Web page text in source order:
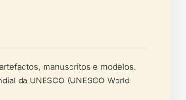
manuscritos e modelos.
da UNESCO (UNESCO World